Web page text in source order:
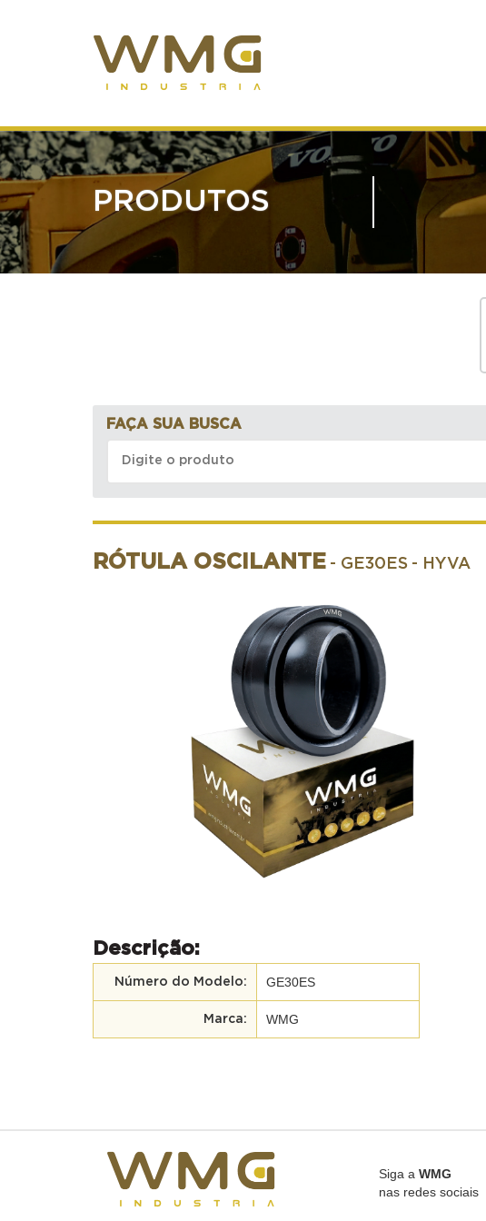
PRODUTOS
FAÇA SUA BUSCA
RÓTULA OSCILANTE - GE30ES - HYVA
Descrição:
Número do Modelo: GE30ES
Marca: WMG
Siga a WMG
nas redes sociais